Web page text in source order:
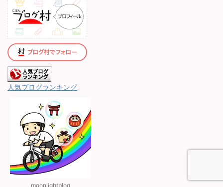
人気ブログランキング
moonlightblog